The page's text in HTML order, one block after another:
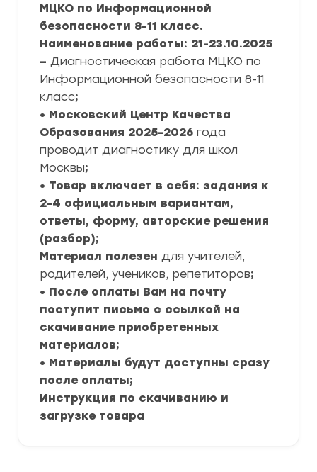
МЦКО по Информационной
безопасности 8-11 класс.
Наименование работы: 21-23.10.2025
– Диагностическая работа МЦКО по
Информационной безопасности 8-11
класс;
• Московский Центр Качества
Образования 2025-2026 года
проводит диагностику для школ
Москвы;
• Товар включает в себя: задания к
2-4 официальным вариантам,
ответы, форму, авторские решения
(разбор);
Материал полезен для учителей,
родителей, учеников, репетиторов;
• После оплаты Вам на почту
поступит письмо с ссылкой на
скачивание приобретенных
материалов;
• Материалы будут доступны сразу
после оплаты;
Инструкция по скачиванию и
загрузке товара